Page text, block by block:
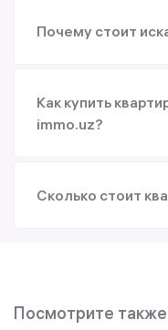
Почему стоит
Как купить
immo.uz?
Сколько стоит
Посмотрите также